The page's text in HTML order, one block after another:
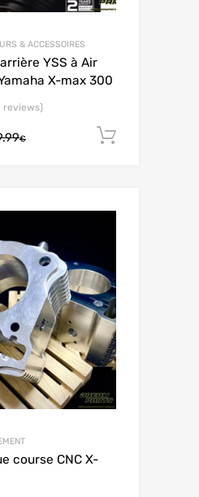
& ACCESSOIRES
YSS à Air
X-max 300
reviews)
€
course CNC X-